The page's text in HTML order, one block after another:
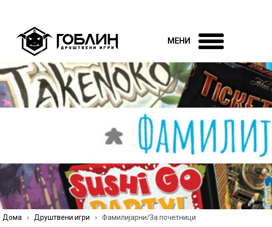
Дома › Друштвени игри › Фамилијарни/За почетници